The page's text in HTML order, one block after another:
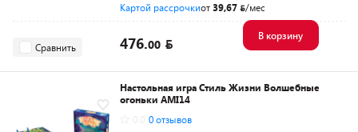
Картой рассрочкиот39,67 /мес
Сравнить 476.00
В корзину
Настольная игра Стиль Жизни Волшебные
огоньки AMI14
0 отзывов